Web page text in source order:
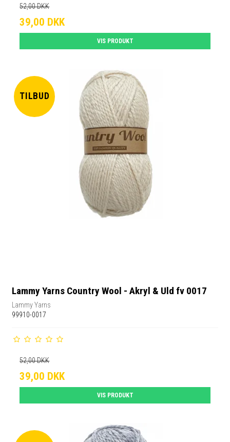
52,00 DKK
39,00 DKK
VIS PRODUKT
TILBUD
Lammy Yarns Country Wool - Akryl & Uld fv 0017
Lammy Yarns
99910-0017
52,00 DKK
39,00 DKK
VIS PRODUKT